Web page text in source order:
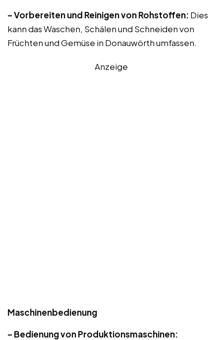
– Vorbereiten und Reinigen von Rohstoffen: Dies
kann das Waschen, Schälen und Schneiden von
Früchten und Gemüse in Donauwörth umfassen.
Anzeige
Maschinenbedienung
– Bedienung von Produktionsmaschinen: